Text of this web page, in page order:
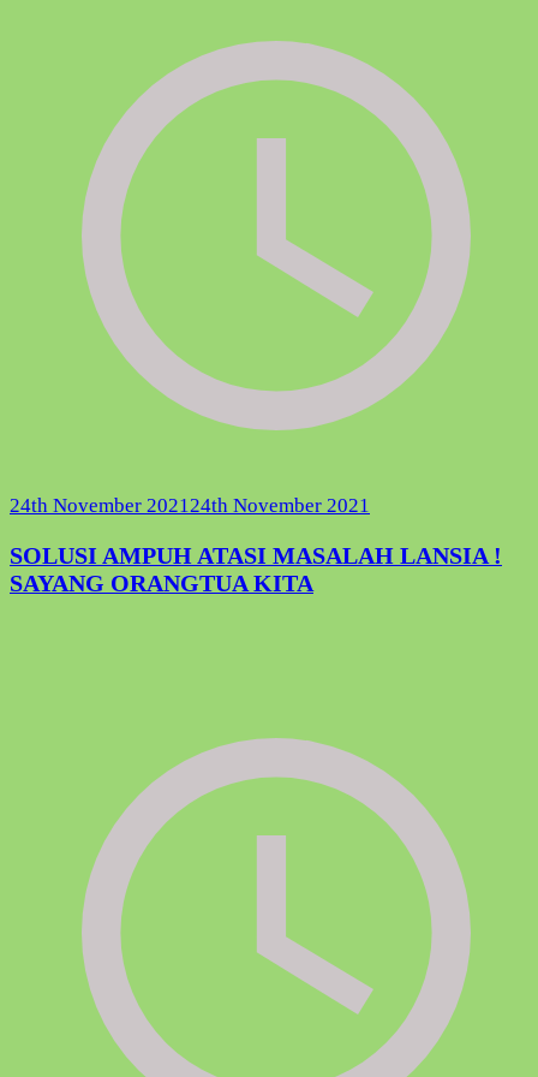
24th November 202124th November 2021
SOLUSI AMPUH ATASI MASALAH LANSIA !
SAYANG ORANGTUA KITA